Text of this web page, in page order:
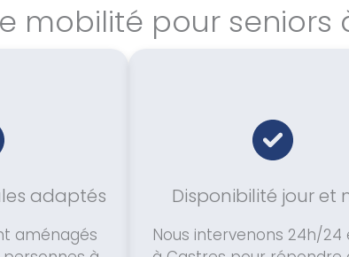
mobilité pour seniors
adaptés
aménagés
Disponibilité jour et
Nous intervenons 24h/24